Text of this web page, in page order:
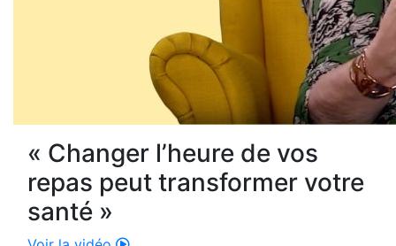
« Changer l’heure de vos
repas peut transformer votre
santé »